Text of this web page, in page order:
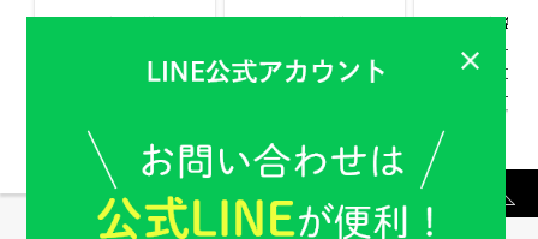
販売価格(税込) 販売価格(税込) 販売価格(税
もっと見る